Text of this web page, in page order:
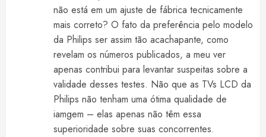
não está em um ajuste de fábrica tecnicamente
mais correto? O fato da preferência pelo modelo
da Philips ser assim tão acachapante, como
revelam os números publicados, a meu ver
apenas contribui para levantar suspeitas sobre a
validade desses testes. Não que as TVs LCD da
Philips não tenham uma ótima qualidade de
iamgem – elas apenas não têm essa
superioridade sobre suas concorrentes.